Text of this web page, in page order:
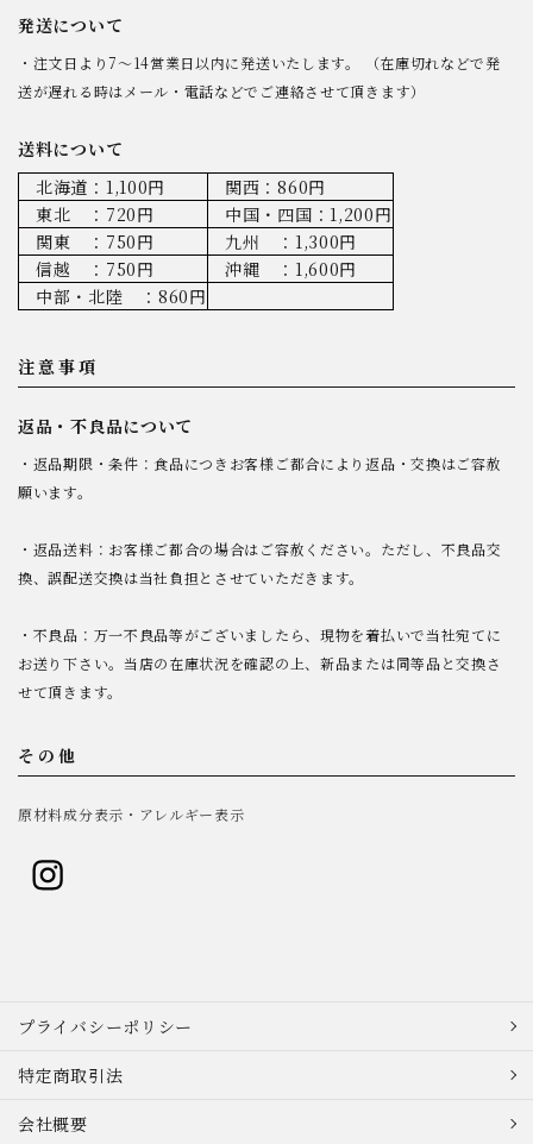
発送について
・注文日より7～14営業日以内に発送いたします。 （在庫切れなどで発
送が遅れる時はメール・電話などでご連絡させて頂きます）
送料について
北海道：1,100円
関西：860円
東北 ：720円
中国・四国：1,200円
関東 ：750円
九州 ：1,300円
信越 ：750円
沖縄 ：1,600円
中部・北陸 ：860円
注意事項
返品・不良品について
・返品期限・条件：食品につきお客様ご都合により返品・交換はご容赦
願います。
・返品送料：お客様ご都合の場合はご容赦ください。ただし、不良品交
換、誤配送交換は当社負担とさせていただきます。
・不良品：万一不良品等がございましたら、現物を着払いで当社宛てに
お送り下さい。当店の在庫状況を確認の上、新品または同等品と交換さ
せて頂きます。
その他
原材料成分表示・アレルギー表示
プライバシーポリシー
特定商取引法
会社概要